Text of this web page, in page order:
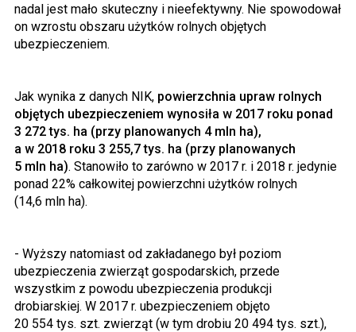
nadal jest mało skuteczny i nieefektywny. Nie spowodował
on wzrostu obszaru użytków rolnych objętych
ubezpieczeniem.
Jak wynika z danych NIK, powierzchnia upraw rolnych
objętych ubezpieczeniem wynosiła w 2017 roku ponad
3 272 tys. ha (przy planowanych 4 mln ha),
a w 2018 roku 3 255,7 tys. ha (przy planowanych
5 mln ha). Stanowiło to zarówno w 2017 r. i 2018 r. jedynie
ponad 22% całkowitej powierzchni użytków rolnych
(14,6 mln ha).
- Wyższy natomiast od zakładanego był poziom
ubezpieczenia zwierząt gospodarskich, przede
wszystkim z powodu ubezpieczenia produkcji
drobiarskiej. W 2017 r. ubezpieczeniem objęto
20 554 tys. szt. zwierząt (w tym drobiu 20 494 tys. szt.),